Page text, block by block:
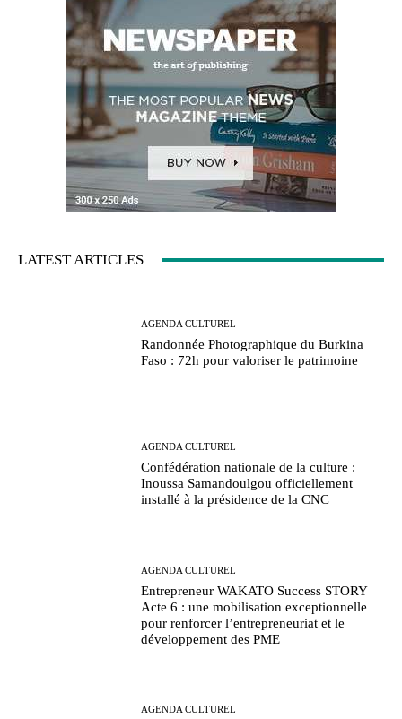
LATEST ARTICLES
AGENDA CULTUREL
Randonnée Photographique du Burkina
Faso : 72h pour valoriser le patrimoine
AGENDA CULTUREL
Confédération nationale de la culture :
Inoussa Samandoulgou officiellement
installé à la présidence de la CNC
AGENDA CULTUREL
Entrepreneur WAKATO Success STORY
Acte 6 : une mobilisation exceptionnelle
pour renforcer l’entrepreneuriat et le
développement des PME
AGENDA CULTUREL